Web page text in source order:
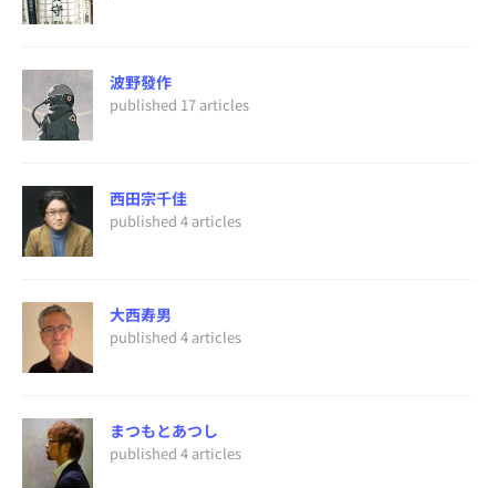
波野發作
published 17 articles
西田宗千佳
published 4 articles
大西寿男
published 4 articles
まつもとあつし
published 4 articles